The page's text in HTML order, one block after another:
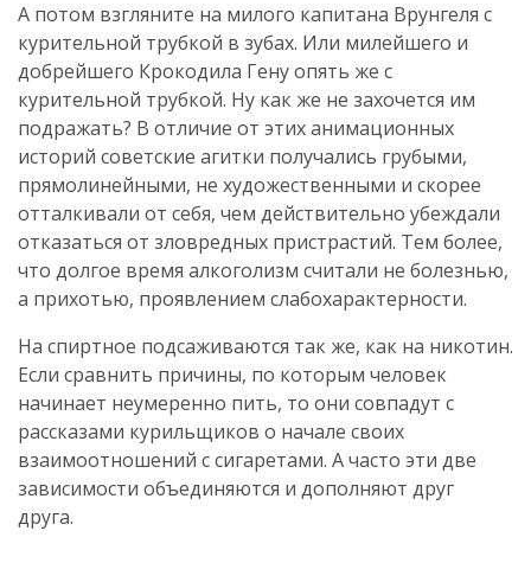
А потом взгляните на милого капитана Врунгеля с
курительной трубкой в зубах. Или милейшего и
добрейшего Крокодила Гену опять же с
курительной трубкой. Ну как же не захочется им
подражать? В отличие от этих анимационных
историй советские агитки получались грубыми,
прямолинейными, не художественными и скорее
отталкивали от себя, чем действительно убеждали
отказаться от зловредных пристрастий. Тем более,
что долгое время алкоголизм считали не болезнью,
а прихотью, проявлением слабохарактерности.
На спиртное подсаживаются так же, как на никотин.
Если сравнить причины, по которым человек
начинает неумеренно пить, то они совпадут с
рассказами курильщиков о начале своих
взаимоотношений с сигаретами. А часто эти две
зависимости объединяются и дополняют друг
друга.